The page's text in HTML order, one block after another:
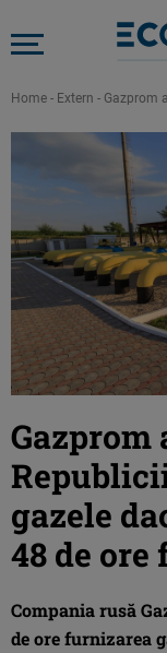
Home - Extern - Gazprom
Gazprom
gazele
48 de
Compania rusă
de ore furnizarea